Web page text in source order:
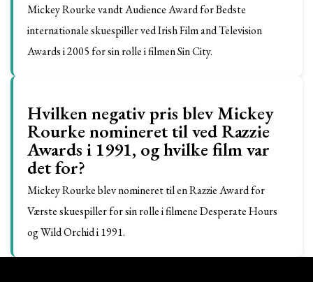
Mickey Rourke vandt Audience Award for Bedste
internationale skuespiller ved Irish Film and Television
Awards i 2005 for sin rolle i filmen Sin City.
Hvilken negativ pris blev Mickey
Rourke nomineret til ved Razzie
Awards i 1991, og hvilke film var
det for?
Mickey Rourke blev nomineret til en Razzie Award for
Værste skuespiller for sin rolle i filmene Desperate Hours
og Wild Orchid i 1991.